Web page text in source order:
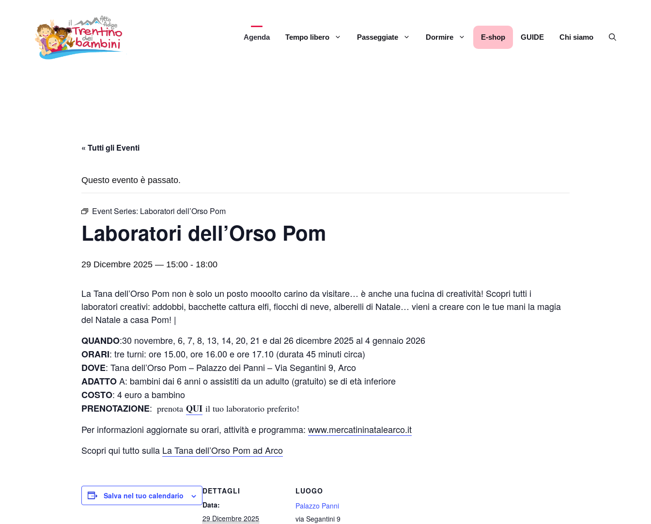
contenuto
Agenda Tempo libero Passeggiate Dormire E-shop GUIDE Chi siamo
« Tutti gli Eventi
Questo evento è passato.
Event Series: Laboratori dell’Orso Pom
Laboratori dell’Orso Pom
29 Dicembre 2025 — 15:00 - 18:00
La Tana dell’Orso Pom non è solo un posto mooolto carino da visitare… è anche una fucina di creatività! Scopri tutti i
laboratori creativi: addobbi, bacchette cattura elfi, fiocchi di neve, alberelli di Natale… vieni a creare con le tue mani la magia
del Natale a casa Pom! |
QUANDO:30 novembre, 6, 7, 8, 13, 14, 20, 21 e dal 26 dicembre 2025 al 4 gennaio 2026
ORARI: tre turni: ore 15.00, ore 16.00 e ore 17.10 (durata 45 minuti circa)
DOVE: Tana dell’Orso Pom – Palazzo dei Panni – Via Segantini 9, Arco
ADATTOA: bambini dai 6 anni o assistiti da un adulto (gratuito) se di età inferiore
COSTO: 4 euro a bambino
PRENOTAZIONE: prenota QUI il tuo laboratorio preferito!
Per informazioni aggiornate su orari, attività e programma: www.mercatininatalearco.it
Scopri qui tutto sulla La Tana dell’Orso Pom ad Arco
Salva nel tuo calendario
DETTAGLI
Data:
29 Dicembre 2025
LUOGO
Palazzo Panni
via Segantini 9